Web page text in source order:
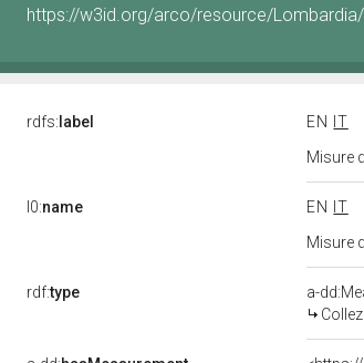
https://w3id.org/arco/resource/
rdfs: label EN
IT
Misure
l0:name EN
IT
Misure
rdf:type
a-